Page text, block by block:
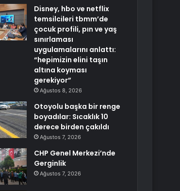
Disney, hbo ve netflix
temsilcileri tbmm’de
çocuk profili, pın ve yaş
sınırlaması
uygulamalarını anlattı:
“hepimizin elini taşın
altına koyması
gerekiyor”
Ağustos 8, 2026
Otoyolu başka bir renge
boyadılar: Sıcaklık 10
derece birden çakıldı
Ağustos 7, 2026
CHP Genel Merkezi’nde
Gerginlik
Ağustos 7, 2026